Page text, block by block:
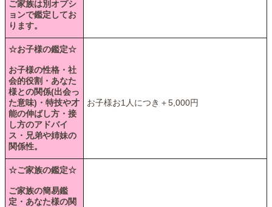
ご家族は別オプシ
ョンで鑑定してお
ります。
☆お子様の鑑定☆
お子様の性格・社
会的役割・あなた
様との関係(出会っ
た意味)・特技や才
能の伸ばし方・接
し方のアドバイ
ス・兄弟や姉妹の
関係性。
お子様お1人につき＋5,000円
☆ご家族の鑑定☆
ご家族の簡易鑑
定・あなた様の関